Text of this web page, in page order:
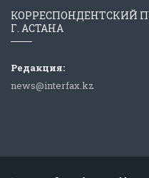
КОРРЕСПОНДЕНТСКИЙ
Г. АСТАНА
Редакция:
news@interfax.kz